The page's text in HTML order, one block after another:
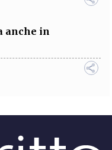
anche in